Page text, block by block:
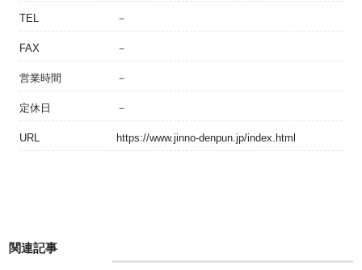
TEL －
FAX －
営業時間 －
定休日 －
URL https://www.jinno-denpun.jp/index.html
関連記事